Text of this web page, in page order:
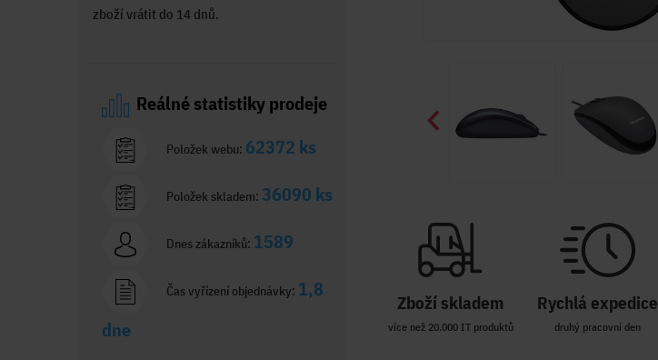
Zboží skladem
více než 20.000 IT produktů
Rychlá expedice
druhý pracovní den
zboží vrátit do 14 dnů.
Reálné statistiky prodeje
Položek webu: 62372 ks
Položek skladem: 36090 ks
Dnes zákazníků: 1589
Čas vyřízení objednávky: 1,8
dne